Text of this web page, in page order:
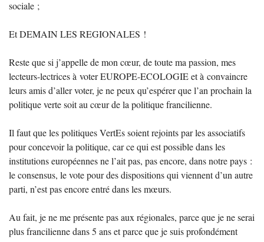
sociale ;
EtDEMAINLES REGIONALES !
Reste que si j’appelle de mon cœur, de toute ma passion, mes
lecteurs-lectrices à voterEUROPE-ECOLOGIEet à convaincre
leurs amis d’aller voter, je ne peux qu’espérer que l’an prochain la
politique verte soit au cœur de la politique francilienne.
Il faut que les politiques VertEs soient rejoints par les associatifs
pour concevoir la politique, car ce qui est possible dans les
institutions européennes ne l’ait pas, pas encore, dans notre pays :
le consensus, le vote pour des dispositions qui viennent d’un autre
parti, n’est pas encore entré dans les mœurs.
Au fait, je ne me présente pas aux régionales, parce que je ne serai
plus francilienne dans 5 ans et parce que je suis profondément